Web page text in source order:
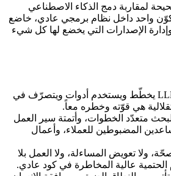
لمقاربة دمج الذكاء الاصطناعي
واحد داخل نظام برمجي عادي، خاضع
وإدارة الإصدارات التي يخضع لها كل شيء
الوكيل الذكي هو LLM يخطّط ويستخدم أدوات ويتصرّف في
هي قوّته وخطره معاً.
متعدّد الخطوات، وأتمتة سير العمل
المضبوطين للعملاء، وأعمال
ولا تعويض المساءلة، ولا العمل بلا
عالية المخاطرة في كود عادي.